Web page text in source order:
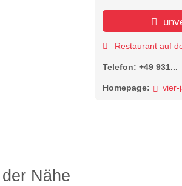
Restaurant auf
Telefon:+49 931...
Homepage: vier-
Nähe